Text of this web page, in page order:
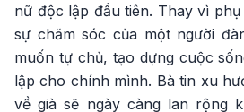
nữ độc lập đầu tiên. Thay vì
sự chăm sóc của một người
muốn tự chủ, tạo dựng cuộc
lập cho chính mình. Bà tin xu
về già sẽ ngày càng lan rộng